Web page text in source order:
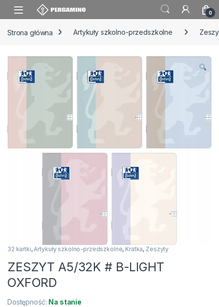
Skip to navigation
Skip to content
0
Strona główna Artykuły szkolno-przedszkolne
32 kartki,Artykuły szkolno-przedszkolne, Kratka, Zeszyty
ZESZYT A5/32K # B-LIGHT
OXFORD
Dostępność: Na stanie